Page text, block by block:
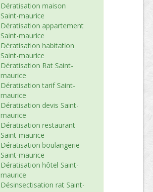
Dératisation maison
Saint-maurice
Dératisation appartement
Saint-maurice
Dératisation habitation
Saint-maurice
Dératisation Rat Saint-
maurice
Dératisation tarif Saint-
maurice
Dératisation devis Saint-
maurice
Dératisation restaurant
Saint-maurice
Dératisation boulangerie
Saint-maurice
Dératisation hôtel Saint-
maurice
Désinsectisation rat Saint-